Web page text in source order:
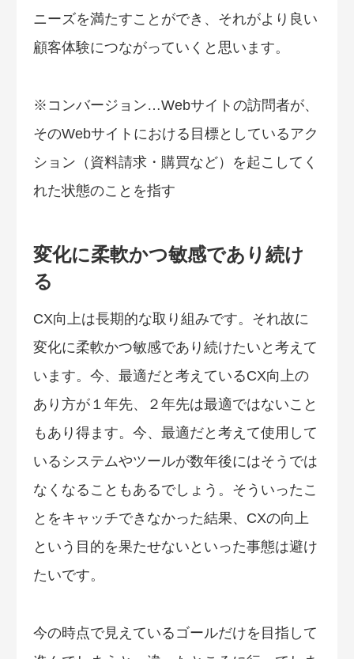
ニーズを満たすことができ、それがより良い
顧客体験につながっていくと思います。
※コンバージョン…Webサイトの訪問者が、
そのWebサイトにおける目標としているアク
ション（資料請求・購買など）を起こしてく
れた状態のことを指す
変化に柔軟かつ敏感であり続け
る
CX向上は長期的な取り組みです。それ故に
変化に柔軟かつ敏感であり続けたいと考えて
います。今、最適だと考えているCX向上の
あり方が１年先、２年先は最適ではないこと
もあり得ます。今、最適だと考えて使用して
いるシステムやツールが数年後にはそうでは
なくなることもあるでしょう。そういったこ
とをキャッチできなかった結果、CXの向上
という目的を果たせないといった事態は避け
たいです。
今の時点で見えているゴールだけを目指して